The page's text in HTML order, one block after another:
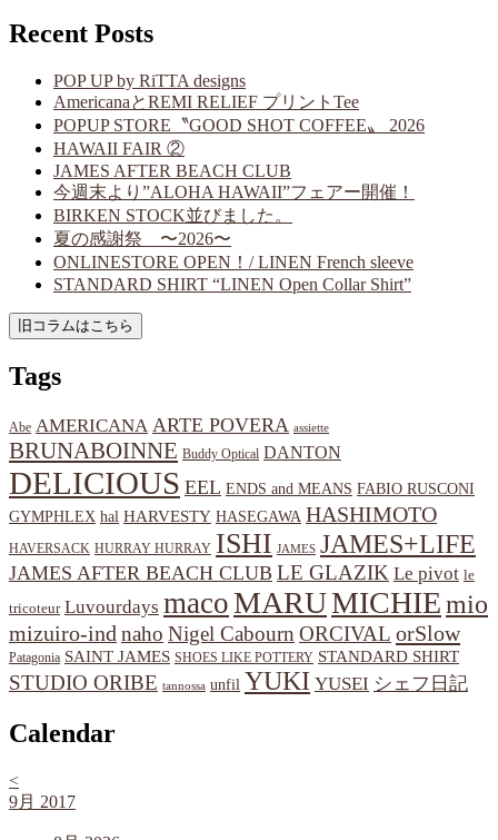
Recent Posts
POP UP by RiTTA designs
AmericanaとREMI RELIEF プリントTee
POPUP STORE〝GOOD SHOT COFFEE〟 2026
HAWAII FAIR ②
JAMES AFTER BEACH CLUB
今週末より”ALOHA HAWAII”フェアー開催！
BIRKEN STOCK並びました。
夏の感謝祭 〜2026〜
ONLINESTORE OPEN！/ LINEN French sleeve
STANDARD SHIRT “LINEN Open Collar Shirt”
Tags
Abe AMERICANA ARTE POVERA assiette
BRUNABOINNE Buddy Optical DANTON
DELICIOUS EEL ENDS and MEANS FABIO RUSCONI
GYMPHLEX hal HARVESTY HASEGAWA HASHIMOTO
HAVERSACK HURRAY HURRAY ISHI JAMES JAMES+LIFE
JAMES AFTER BEACH CLUB LE GLAZIK Le pivot le
tricoteur Luvourdays macoMARUMICHIEmio
mizuiro-ind naho Nigel Cabourn ORCIVAL orSlow
Patagonia SAINT JAMES SHOES LIKE POTTERY STANDARD SHIRT
STUDIO ORIBE tannossa unfil YUKI YUSEI シェフ日記
Calendar
<
9月 2017